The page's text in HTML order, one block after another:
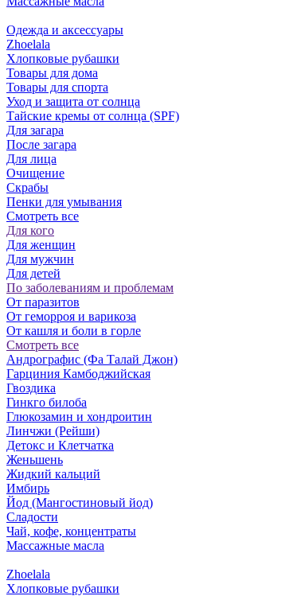
Одежда и аксессуары
Zhoelala
Хлопковые рубашки
Товары для дома
Товары для спорта
Уход и защита от солнца
Тайские кремы от солнца (SPF)
Для загара
После загара
Для лица
Очищение
Скрабы
Пенки для умывания
Смотреть все
Для кого
Для женщин
Для мужчин
Для детей
По заболеваниям и проблемам
От паразитов
Oт геморроя и варикоза
От кашля и боли в горле
Смотреть все
Андрографис (Фа Талай Джон)
Гарциния Камбоджийская
Гвоздика
Гинкго билоба
Глюкозамин и хондроитин
Линчжи (Рейши)
Детокс и Клетчатка
Женьшень
Жидкий кальций
Имбирь
Йод (Мангостиновый йод)
Сладости
Чай, кофе, концентраты
Массажные масла
Zhoelala
Хлопковые рубашки